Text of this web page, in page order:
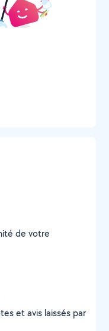
de votre
et avis laissés par